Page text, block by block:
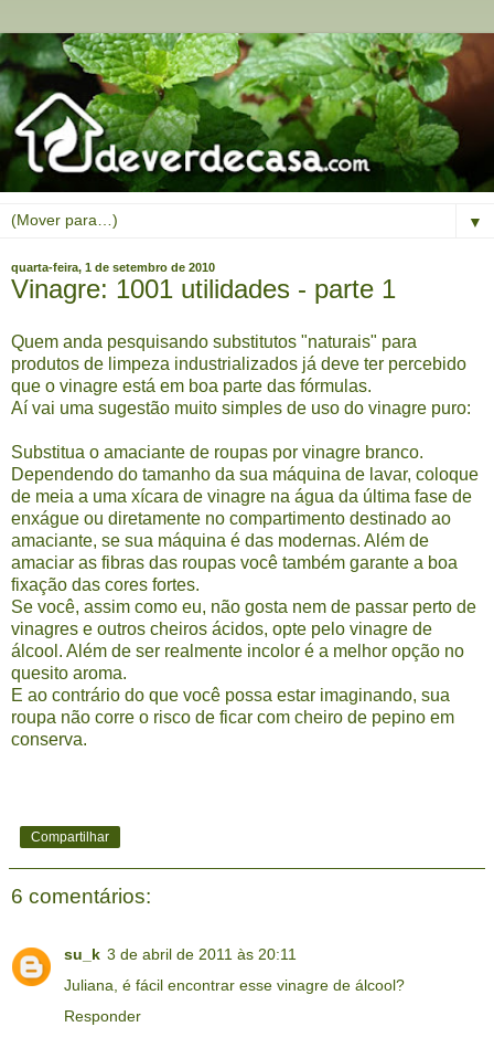
▼
quarta-feira, 1 de setembro de 2010
Vinagre: 1001 utilidades - parte 1
Quem anda pesquisando substitutos "naturais" para
produtos de limpeza industrializados já deve ter percebido
que o vinagre está em boa parte das fórmulas.
Aí vai uma sugestão muito simples de uso do vinagre puro:
Substitua o amaciante de roupas por vinagre branco.
Dependendo do tamanho da sua máquina de lavar, coloque
de meia a uma xícara de vinagre na água da última fase de
enxágue ou diretamente no compartimento destinado ao
amaciante, se sua máquina é das modernas. Além de
amaciar as fibras das roupas você também garante a boa
fixação das cores fortes.
Se você, assim como eu, não gosta nem de passar perto de
vinagres e outros cheiros ácidos, opte pelo vinagre de
álcool. Além de ser realmente incolor é a melhor opção no
quesito aroma.
E ao contrário do que você possa estar imaginando, sua
roupa não corre o risco de ficar com cheiro de pepino em
conserva.
Compartilhar
6 comentários:
su_k 3 de abril de 2011 às 20:11
Juliana, é fácil encontrar esse vinagre de álcool?
Responder